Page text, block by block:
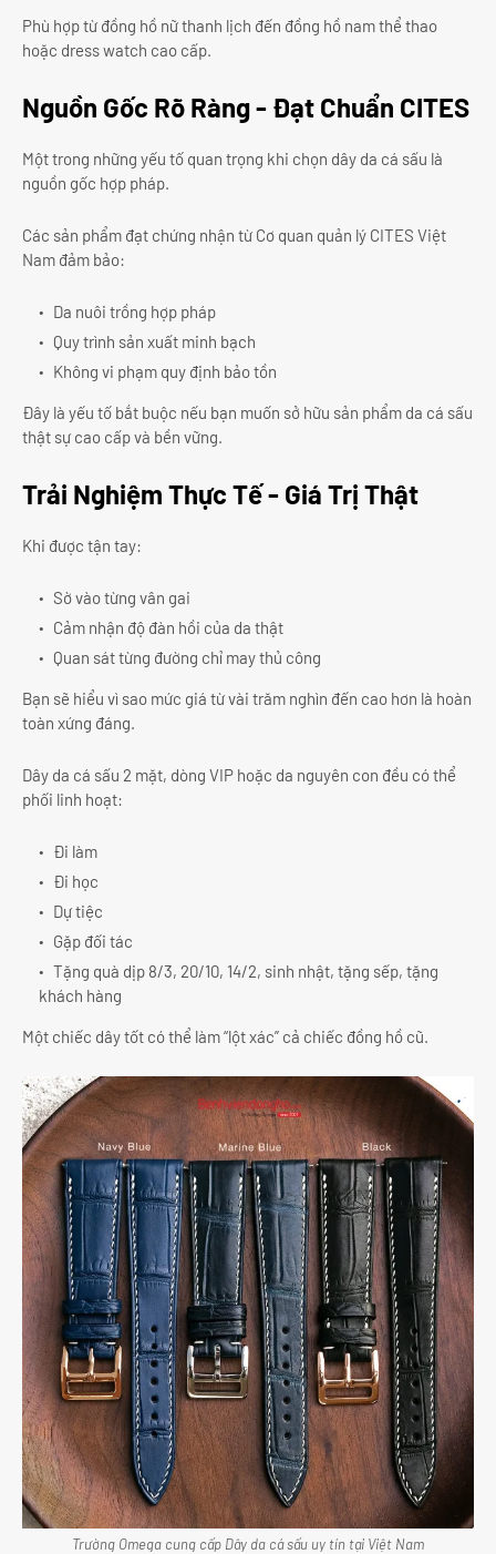
Phù hợp từ đồng hồ nữ thanh lịch đến đồng hồ nam thể thao
hoặc dress watch cao cấp.
Nguồn Gốc Rõ Ràng - Đạt Chuẩn CITES
Một trong những yếu tố quan trọng khi chọn dây da cá sấu là
nguồn gốc hợp pháp.
Các sản phẩm đạt chứng nhận từ Cơ quan quản lý CITES Việt
Nam đảm bảo:
Da nuôi trồng hợp pháp
Quy trình sản xuất minh bạch
Không vi phạm quy định bảo tồn
Đây là yếu tố bắt buộc nếu bạn muốn sở hữu sản phẩm da cá sấu
thật sự cao cấp và bền vững.
Trải Nghiệm Thực Tế - Giá Trị Thật
Khi được tận tay:
Sờ vào từng vân gai
Cảm nhận độ đàn hồi của da thật
Quan sát từng đường chỉ may thủ công
Bạn sẽ hiểu vì sao mức giá từ vài trăm nghìn đến cao hơn là hoàn
toàn xứng đáng.
Dây da cá sấu 2 mặt, dòng VIP hoặc da nguyên con đều có thể
phối linh hoạt:
Đi làm
Đi học
Dự tiệc
Gặp đối tác
Tặng quà dịp 8/3, 20/10, 14/2, sinh nhật, tặng sếp, tặng
khách hàng
Một chiếc dây tốt có thể làm “lột xác” cả chiếc đồng hồ cũ.
Trường Omega cung cấp Dây da cá sấu uy tín tại Việt Nam